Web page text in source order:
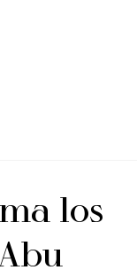
los